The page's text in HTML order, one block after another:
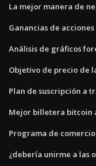
La mejor manera de
Ganancias de
Análisis de gráficos
Objetivo de precio de
Plan de suscripción a
Mejor billetera bitcoin
Programa de
¿debería unirme a las